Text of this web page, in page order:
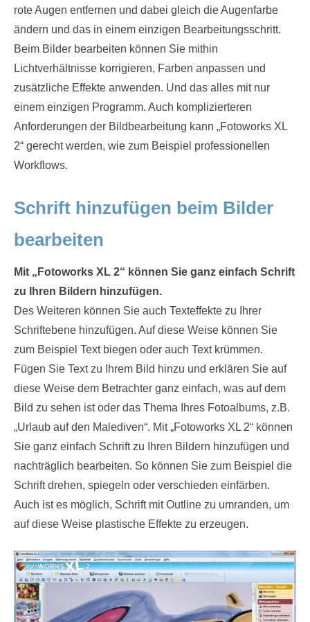
rote Augen entfernen und dabei gleich die Augenfarbe
ändern und das in einem einzigen Bearbeitungsschritt.
Beim Bilder bearbeiten können Sie mithin
Lichtverhältnisse korrigieren, Farben anpassen und
zusätzliche Effekte anwenden. Und das alles mit nur
einem einzigen Programm. Auch komplizierteren
Anforderungen der Bildbearbeitung kann „Fotoworks XL
2“ gerecht werden, wie zum Beispiel professionellen
Workflows.
Schrift hinzufügen beim Bilder
bearbeiten
Mit „Fotoworks XL 2“ können Sie ganz einfach Schrift
zu Ihren Bildern hinzufügen.
Des Weiteren können Sie auch Texteffekte zu Ihrer
Schriftebene hinzufügen. Auf diese Weise können Sie
zum Beispiel Text biegen oder auch Text krümmen.
Fügen Sie Text zu Ihrem Bild hinzu und erklären Sie auf
diese Weise dem Betrachter ganz einfach, was auf dem
Bild zu sehen ist oder das Thema Ihres Fotoalbums, z.B.
„Urlaub auf den Malediven“. Mit „Fotoworks XL 2“ können
Sie ganz einfach Schrift zu Ihren Bildern hinzufügen und
nachträglich bearbeiten. So können Sie zum Beispiel die
Schrift drehen, spiegeln oder verschieden einfärben.
Auch ist es möglich, Schrift mit Outline zu umranden, um
auf diese Weise plastische Effekte zu erzeugen.